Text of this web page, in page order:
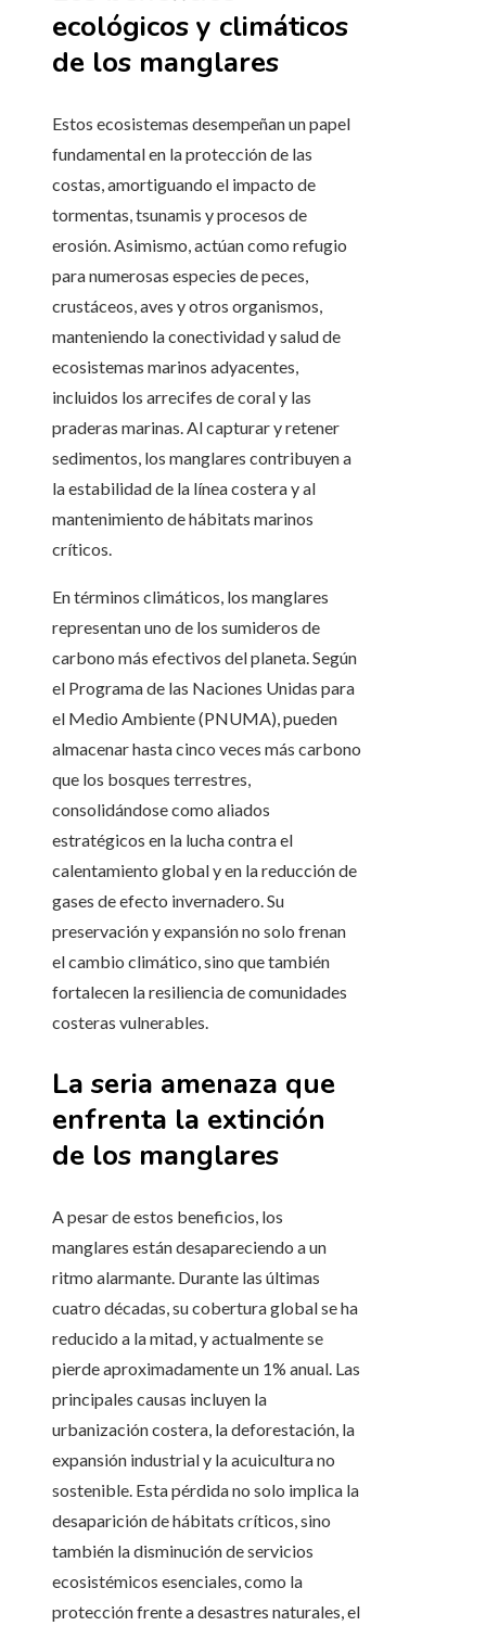
ecológicos y climáticos
de los manglares
Estos ecosistemas desempeñan un papel
fundamental en la protección de las
costas, amortiguando el impacto de
tormentas, tsunamis y procesos de
erosión. Asimismo, actúan como refugio
para numerosas especies de peces,
crustáceos, aves y otros organismos,
manteniendo la conectividad y salud de
ecosistemas marinos adyacentes,
incluidos los arrecifes de coral y las
praderas marinas. Al capturar y retener
sedimentos, los manglares contribuyen a
la estabilidad de la línea costera y al
mantenimiento de hábitats marinos
críticos.
En términos climáticos, los manglares
representan uno de los sumideros de
carbono más efectivos del planeta. Según
el Programa de las Naciones Unidas para
el Medio Ambiente (PNUMA), pueden
almacenar hasta cinco veces más carbono
que los bosques terrestres,
consolidándose como aliados
estratégicos en la lucha contra el
calentamiento global y en la reducción de
gases de efecto invernadero. Su
preservación y expansión no solo frenan
el cambio climático, sino que también
fortalecen la resiliencia de comunidades
costeras vulnerables.
La seria amenaza que
enfrenta la extinción
de los manglares
A pesar de estos beneficios, los
manglares están desapareciendo a un
ritmo alarmante. Durante las últimas
cuatro décadas, su cobertura global se ha
reducido a la mitad, y actualmente se
pierde aproximadamente un 1% anual. Las
principales causas incluyen la
urbanización costera, la deforestación, la
expansión industrial y la acuicultura no
sostenible. Esta pérdida no solo implica la
desaparición de hábitats críticos, sino
también la disminución de servicios
ecosistémicos esenciales, como la
protección frente a desastres naturales, el